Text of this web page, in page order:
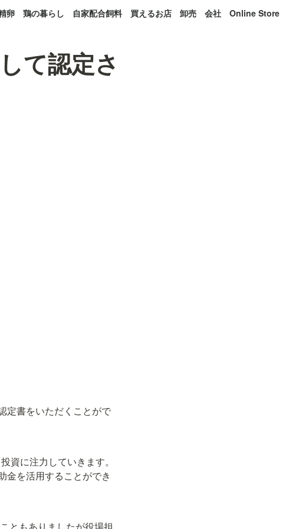
卵 鶏の暮らし 自家配合飼料 買えるお店 卸売 会社 Online Store
て認定さ
定書をいただくことがで
資に注力していきます。
金を活用することができ